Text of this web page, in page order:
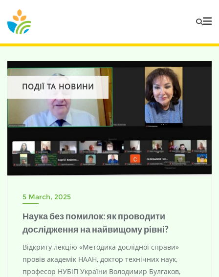
ПОДІЇ ТА НОВИНИ
5 March, 2025
Наука без помилок: як проводити
дослідження на найвищому рівні?
Відкриту лекцію «Методика дослідної справи»
провів академік НААН, доктор технічних наук,
професор НУБіП України Володимир Булгаков,